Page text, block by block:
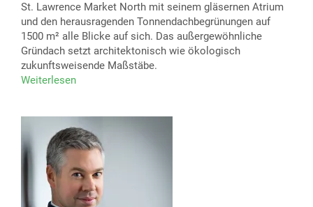
St. Lawrence Market North mit seinem gläsernen Atrium
und den herausragenden Tonnendachbegrünungen auf
1500 m² alle Blicke auf sich. Das außergewöhnliche
Gründach setzt architektonisch wie ökologisch
zukunftsweisende Maßstäbe.
Weiterlesen
Tonnendach